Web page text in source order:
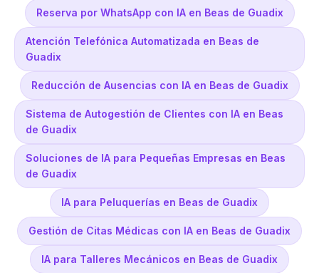
Reserva por WhatsApp con IA en Beas de Guadix
Atención Telefónica Automatizada en Beas de
Guadix
Reducción de Ausencias con IA en Beas de Guadix
Sistema de Autogestión de Clientes con IA en Beas
de Guadix
Soluciones de IA para Pequeñas Empresas en Beas
de Guadix
IA para Peluquerías en Beas de Guadix
Gestión de Citas Médicas con IA en Beas de Guadix
IA para Talleres Mecánicos en Beas de Guadix